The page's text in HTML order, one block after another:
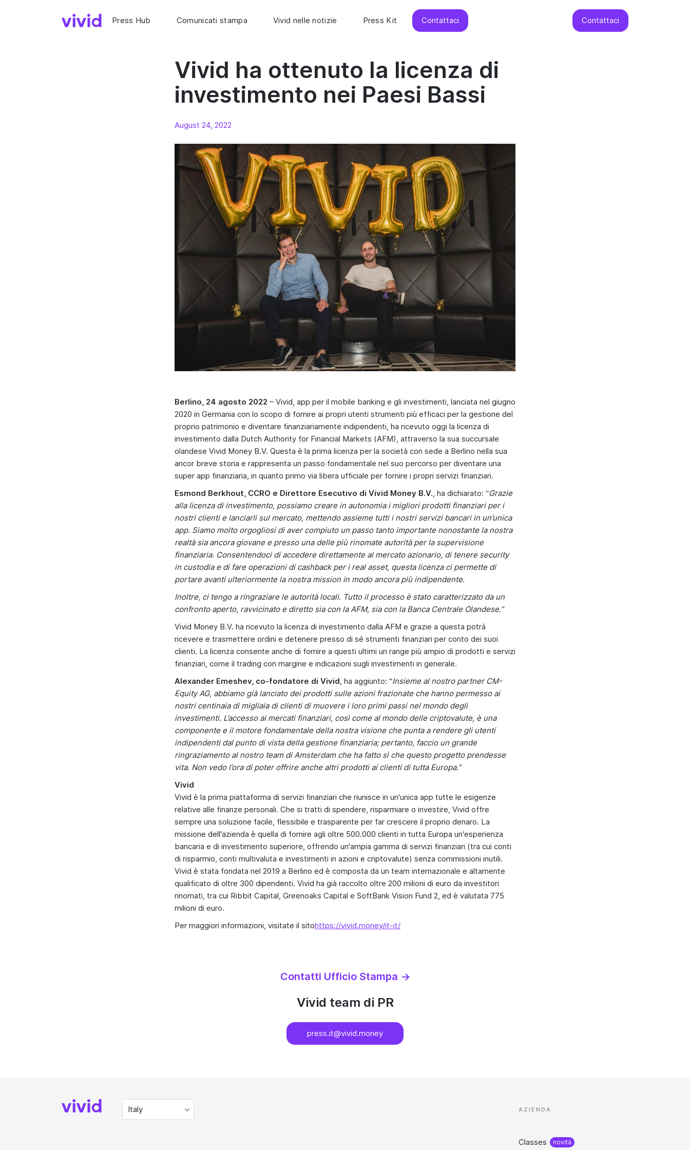
Press Hub Comunicati stampa Vivid nelle notizie Press Kit Contattaci Contattaci
Vivid ha ottenuto la licenza di
investimento nei Paesi Bassi
August 24, 2022
Berlino, 24 agosto 2022 – Vivid, app per il mobile banking e gli investimenti, lanciata nel giugno
2020 in Germania con lo scopo di fornire ai propri utenti strumenti più efficaci per la gestione del
proprio patrimonio e diventare finanziariamente indipendenti, ha ricevuto oggi la licenza di
investimento dalla Dutch Authority for Financial Markets (AFM), attraverso la sua succursale
olandese Vivid Money B.V. Questa è la prima licenza per la società con sede a Berlino nella sua
ancor breve storia e rappresenta un passo fondamentale nel suo percorso per diventare una
super app finanziaria, in quanto primo via libera ufficiale per fornire i propri servizi finanziari.
Esmond Berkhout, CCRO e Direttore Esecutivo di Vivid Money B.V., ha dichiarato: “Grazie
alla licenza di investimento, possiamo creare in autonomia i migliori prodotti finanziari per i
nostri clienti e lanciarli sul mercato, mettendo assieme tutti i nostri servizi bancari in un’unica
app. Siamo molto orgogliosi di aver compiuto un passo tanto importante nonostante la nostra
realtà sia ancora giovane e presso una delle più rinomate autorità per la supervisione
finanziaria. Consentendoci di accedere direttamente al mercato azionario, di tenere security
in custodia e di fare operazioni di cashback per i real asset, questa licenza ci permette di
portare avanti ulteriormente la nostra mission in modo ancora più indipendente.
Inoltre, ci tengo a ringraziare le autorità locali. Tutto il processo è stato caratterizzato da un
confronto aperto, ravvicinato e diretto sia con la AFM, sia con la Banca Centrale Olandese.”
Vivid Money B.V. ha ricevuto la licenza di investimento dalla AFM e grazie a questa potrà
ricevere e trasmettere ordini e detenere presso di sé strumenti finanziari per conto dei suoi
clienti. La licenza consente anche di fornire a questi ultimi un range più ampio di prodotti e servizi
finanziari, come il trading con margine e indicazioni sugli investimenti in generale.
Alexander Emeshev, co-fondatore di Vivid, ha aggiunto: “Insieme al nostro partner CM-
Equity AG, abbiamo già lanciato dei prodotti sulle azioni frazionate che hanno permesso ai
nostri centinaia di migliaia di clienti di muovere i loro primi passi nel mondo degli
investimenti. L’accesso ai mercati finanziari, così come al mondo delle criptovalute, è una
componente e il motore fondamentale della nostra visione che punta a rendere gli utenti
indipendenti dal punto di vista della gestione finanziaria; pertanto, faccio un grande
ringraziamento al nostro team di Amsterdam che ha fatto sì che questo progetto prendesse
vita. Non vedo l’ora di poter offrire anche altri prodotti ai clienti di tutta Europa.”
Vivid
Vivid è la prima piattaforma di servizi finanziari che riunisce in un'unica app tutte le esigenze
relative alle finanze personali. Che si tratti di spendere, risparmiare o investire, Vivid offre
sempre una soluzione facile, flessibile e trasparente per far crescere il proprio denaro. La
missione dell'azienda è quella di fornire agli oltre 500.000 clienti in tutta Europa un'esperienza
bancaria e di investimento superiore, offrendo un'ampia gamma di servizi finanziari (tra cui conti
di risparmio, conti multivaluta e investimenti in azioni e criptovalute) senza commissioni inutili.
Vivid è stata fondata nel 2019 a Berlino ed è composta da un team internazionale e altamente
qualificato di oltre 300 dipendenti. Vivid ha già raccolto oltre 200 milioni di euro da investitori
rinomati, tra cui Ribbit Capital, Greenoaks Capital e SoftBank Vision Fund 2, ed è valutata 775
milioni di euro.
Per maggiori informazioni, visitate il sitohttps://vivid.money/it-it/
Contatti Ufficio Stampa →
Vivid team di PR
press.it@vivid.money
Italy AZIENDA
Classes novità